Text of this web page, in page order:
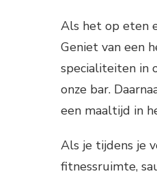
Als het op eten
Geniet van een
specialiteiten in
onze bar.
een maaltijd in
Als je tijdens je
fitnessruimte,